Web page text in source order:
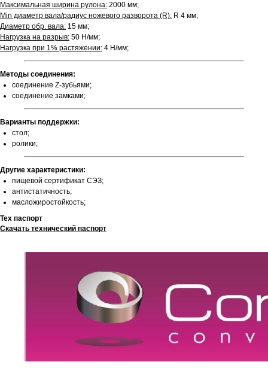
Максимальная ширина рулона: 2000 мм;
Min диаметр вала/радиус ножевого разворота (R): R 4 мм;
Диаметр обр. вала: 15 мм;
Нагрузка на разрыв: 50 Н/мм;
Нагрузка при 1% растяжении: 4 Н/мм;
Методы соединения:
соединение Z-зубьями;
соединение замками;
Варианты поддержки:
стол;
ролики;
Другие характеристики:
пищевой сертификат СЭЗ;
антистатичность;
масложиростойкость;
Тех паспорт
Скачать технический паспорт